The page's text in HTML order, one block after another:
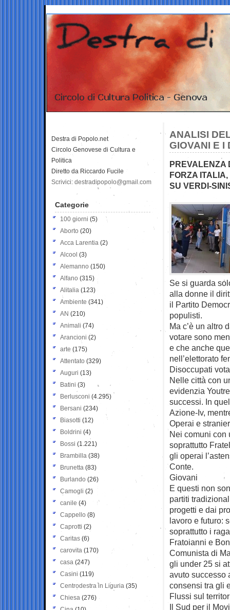
ANALISI
GIOVANI E I
PREVALENZA
FORZA
SU VERDI-
Se si guarda
alla donne il
il Partito
populisti.
Ma c’è un altro
votare sono
e che anche
nell’elettorato
Disoccupati
Nelle città con
evidenzia
successi. In
Azione-Iv,
Operai e
Nei comuni con
soprattutto
gli operai
Conte.
Giovani
E questi non
partiti
progetti e dai
lavoro e futuro:
soprattutto i
Fratoianni e
Comunista di
gli under 25 si
avuto successo
consensi tra gli
Flussi sul
Il Sud per il
Destra di Popolo.net
Circolo Genovese di Cultura e
Politica
Diretto da Riccardo Fucile
Scrivici: destradipopolo@gmail.com
Categorie
100 giorni (5)
Aborto (20)
Acca Larentia (2)
Alcool (3)
Alemanno (150)
Alfano (315)
Alitalia (123)
Ambiente (341)
AN (210)
Animali (74)
Arancioni (2)
arte (175)
Attentato (329)
Auguri (13)
Batini (3)
Berlusconi (4.295)
Bersani (234)
Biasotti (12)
Boldrini (4)
Bossi (1.221)
Brambilla (38)
Brunetta (83)
Burlando (26)
Camogli (2)
canile (4)
Cappello (8)
Caprotti (2)
Caritas (6)
carovita (170)
casa (247)
Casini (119)
Centrodestra in Liguria (35)
Chiesa (276)